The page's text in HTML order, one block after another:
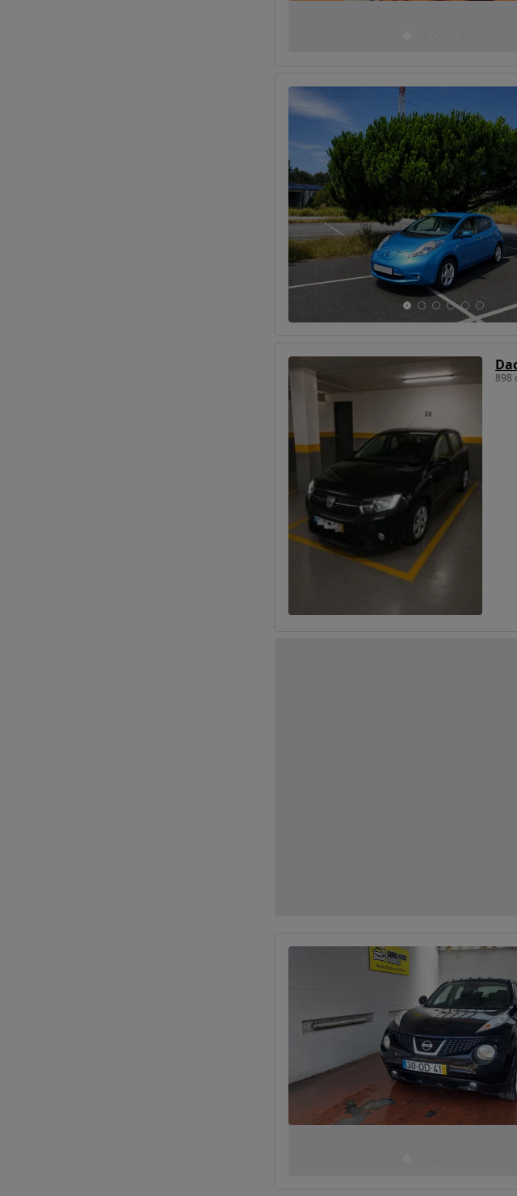
898